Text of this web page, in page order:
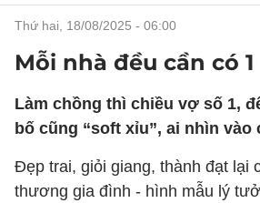
thứ hai, 18/08/2025 - 06:00
Mỗi nhà đều cần có 1
Làm chồng thì chiều vợ số 1,
bố cũng “soft xỉu”, ai nhìn
Đẹp trai, giỏi giang, thành đạt lại
thương gia đình - hình mẫu lý